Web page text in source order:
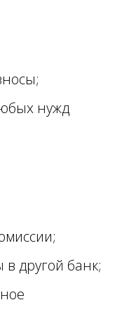
нужд
другой банк;